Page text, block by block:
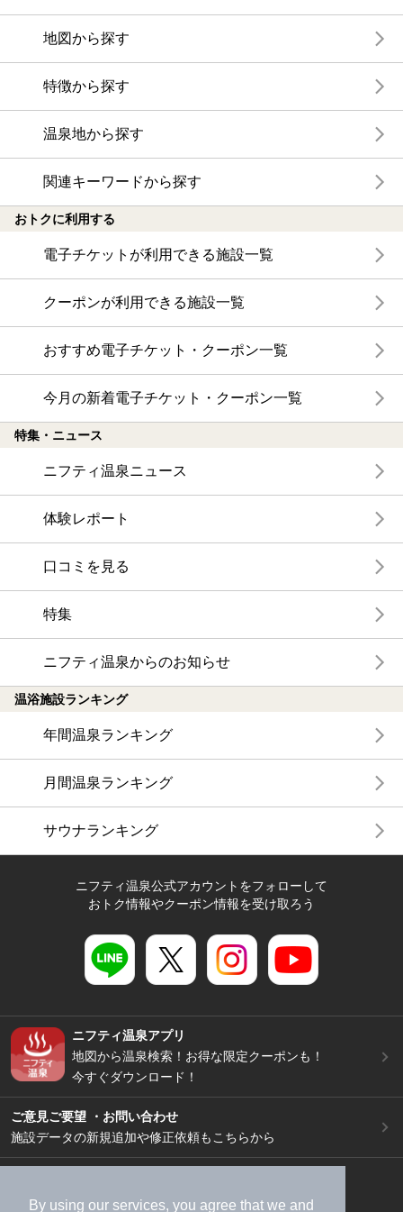
By using our services, you agree that we and
地図から探す
特徴から探す
温泉地から探す
関連キーワードから探す
おトクに利用する
電子チケットが利用できる施設一覧
クーポンが利用できる施設一覧
おすすめ電子チケット・クーポン一覧
今月の新着電子チケット・クーポン一覧
特集・ニュース
ニフティ温泉ニュース
体験レポート
口コミを見る
特集
ニフティ温泉からのお知らせ
温浴施設ランキング
年間温泉ランキング
月間温泉ランキング
サウナランキング
ニフティ温泉公式アカウントをフォローして
おトク情報やクーポン情報を受け取ろう
ニフティ温泉アプリ
地図から温泉検索！お得な限定クーポンも！
今すぐダウンロード！
ご意見ご要望 ・お問い合わせ
施設データの新規追加や修正依頼もこちらから
加盟店募集（資料請求）
広告出稿のご案内